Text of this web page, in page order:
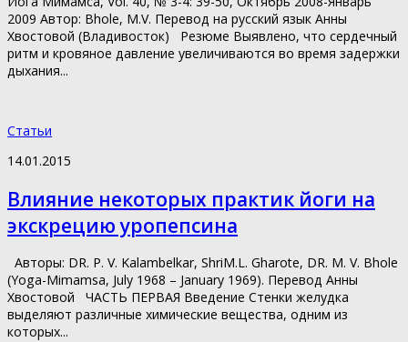
2009 Автор: Bhole, M.V. Перевод на русский язык Анны
Хвостовой (Владивосток) Резюме Выявлено, что сердечный
ритм и кровяное давление увеличиваются во время задержки
дыхания...
Статьи
14.01.2015
Влияние некоторых практик йоги на
экскрецию уропепсина
Авторы: DR. P. V. Kalambelkar, ShriM.L. Gharote, DR. M. V. Bhole
(Yoga-Mimamsa, July 1968 – January 1969). Перевод Анны
Хвостовой ЧАСТЬ ПЕРВАЯ Введение Стенки желудка
выделяют различные химические вещества, одним из
которых...